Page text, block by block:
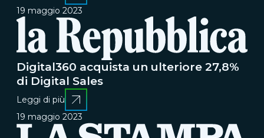
19 maggio 2023
Digital360 acquista un ulteriore 27,8%
di Digital Sales
Leggi di più
19 maggio 2023